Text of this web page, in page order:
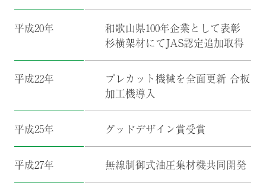
平成20年
和歌山県100年企業として表彰
杉横架材にてJAS認定追加取得
平成22年
プレカット機械を全面更新 合板
加工機導入
平成25年 グッドデザイン賞受賞
平成27年 無線制御式油圧集材機共同開発